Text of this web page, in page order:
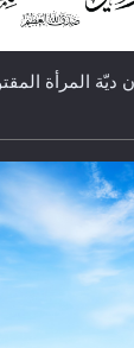
الاصطناعية
وطلاء